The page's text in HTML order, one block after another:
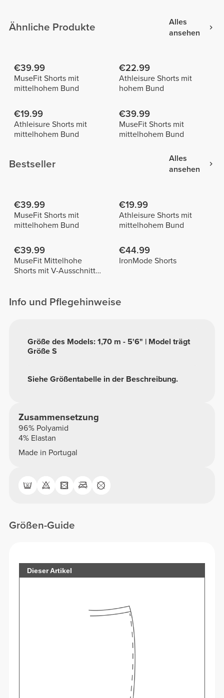
Ähnliche Produkte
Alles
ansehen
€39.99
MuseFit Shorts mit
mittelhohem Bund
€22.99
Athleisure Shorts mit
hohem Bund
€19.99
Athleisure Shorts mit
mittelhohem Bund
€39.99
MuseFit Shorts mit
mittelhohem Bund
Bestseller
Alles
ansehen
€39.99
MuseFit Shorts mit
mittelhohem Bund
€19.99
Athleisure Shorts mit
mittelhohem Bund
€39.99
MuseFit Mittelhohe
Shorts mit V-Ausschnitt
€44.99
IronMode Shorts
Info und Pflegehinweise
Siehe Größentabelle in der Beschreibung.
Größe des Models: 1,70 m - 5'6" | Model trägt
Größe S
Zusammensetzung
96% Polyamid
4% Elastan
Made in Portugal
Größen-Guide
Dieser Artikel